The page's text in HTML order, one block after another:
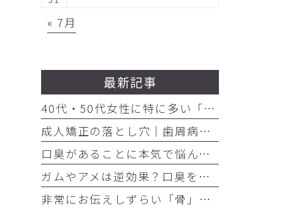
« 7月
最新記事
40代・50代女性に特に多い「お口の悩み」3選
成人矯正の落とし穴｜歯周病放置で歯が抜けた
口臭があることに本気で悩んでいるのなら、口臭を本気で治そう
ガムやアメは逆効果？口臭を「ごまかす人」と「治す人」の決定的な違い
非常にお伝えしずらい「骨」の話・・・骨は元には戻せない？